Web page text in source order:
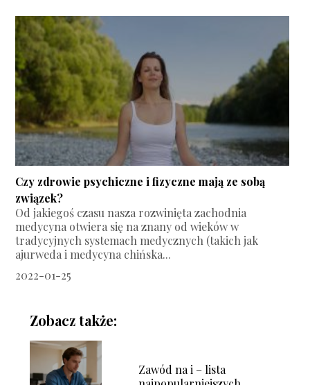
Czy zdrowie psychiczne i fizyczne mają ze sobą
związek?
Od jakiegoś czasu nasza rozwinięta zachodnia
medycyna otwiera się na znany od wieków w
tradycyjnych systemach medycznych (takich jak
ajurweda i medycyna chińska...
2022-01-25
Zobacz także:
Zawód na i – lista